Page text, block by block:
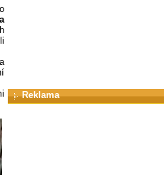
Reklama